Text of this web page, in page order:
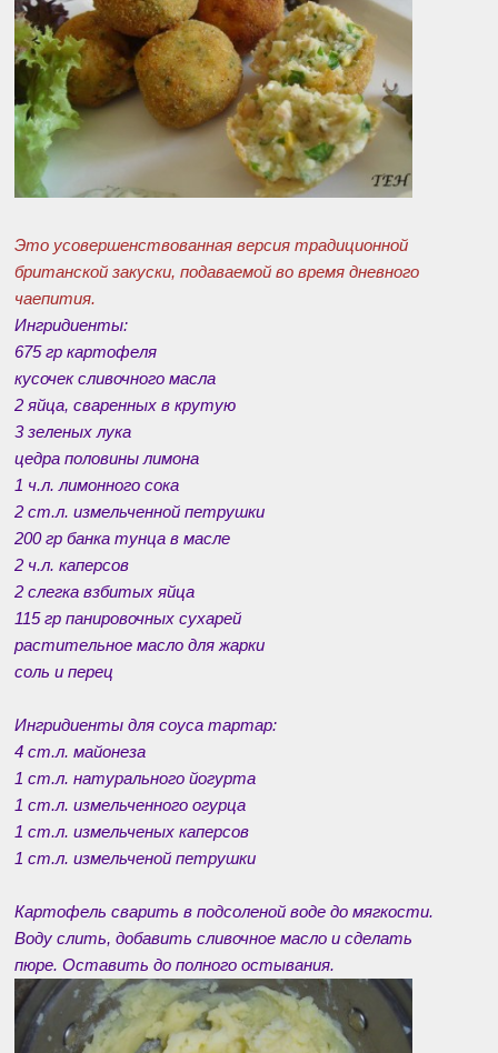
Это усовершенствованная версия традиционной
британской закуски, подаваемой во время дневного
чаепития.
Ингридиенты:
675 гр картофеля
кусочек сливочного масла
2 яйца, сваренных в крутую
3 зеленых лука
цедра половины лимона
1 ч.л. лимонного сока
2 ст.л. измельченной петрушки
200 гр банка тунца в масле
2 ч.л. каперсов
2 слегка взбитых яйца
115 гр панировочных сухарей
растительное масло для жарки
соль и перец
Ингридиенты для соуса тартар:
4 ст.л. майонеза
1 ст.л. натурального йогурта
1 ст.л. измельченного огурца
1 ст.л. измельченых каперсов
1 ст.л. измельченой петрушки
Картофель сварить в подсоленой воде до мягкости.
Воду слить, добавить сливочное масло и сделать
пюре. Оставить до полного остывания.